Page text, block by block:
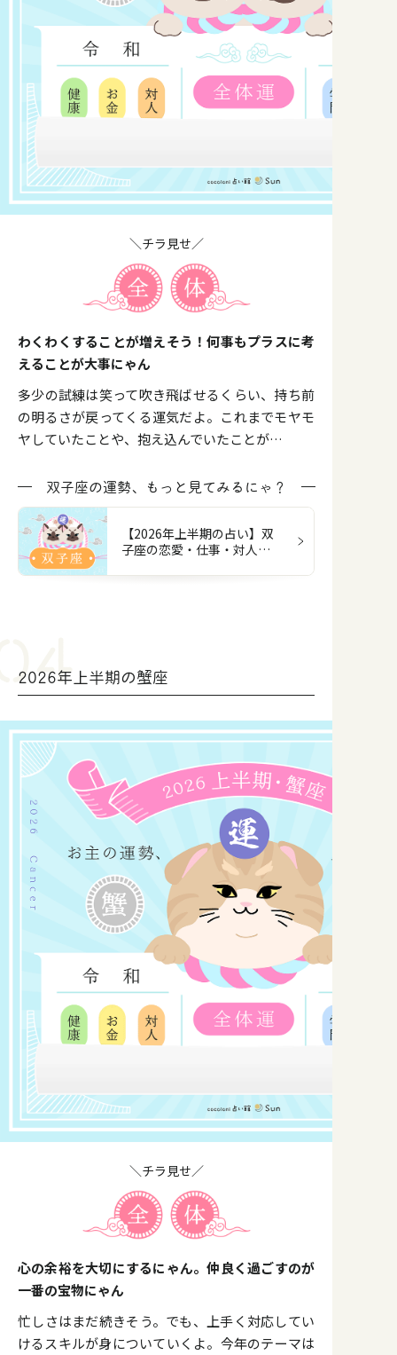
＼チラ見せ／
わくわくすることが増えそう！何事もプラスに考
えることが大事にゃん
多少の試練は笑って吹き飛ばせるくらい、持ち前
の明るさが戻ってくる運気だよ。これまでモヤモ
ヤしていたことや、抱え込んでいたことが…
双子座の運勢、もっと見てみるにゃ？
【2026年上半期の占い】双
子座の恋愛・仕事・対人・
2026年上半期の蟹座
＼チラ見せ／
心の余裕を大切にするにゃん。仲良く過ごすのが
一番の宝物にゃん
忙しさはまだ続きそう。でも、上手く対応してい
けるスキルが身についていくよ。今年のテーマは